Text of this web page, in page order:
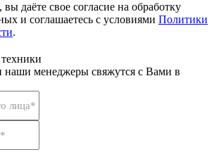
даёте свое согласие на обработку
и соглашаетесь с условиями Политики
.
наши менеджеры свяжутся с Вами в
лица*